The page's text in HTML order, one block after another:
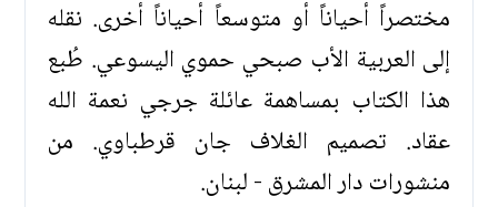
مختصراً أحياناً أو متوسعاً أحياناً أخرى. نقله
إلى العربية الأب صبحي حموي اليسوعي. طُبع
هذا الكتاب بمساهمة عائلة جرجي نعمة الله
عقاد. تصميم الغلاف جان قرطباوي. من
منشورات دار المشرق - لبنان.